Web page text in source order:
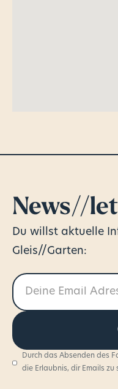
News//
Du willst aktuelle
Gleis//Garten:
Durch das Absenden des
die Erlaubnis, dir Emails zu